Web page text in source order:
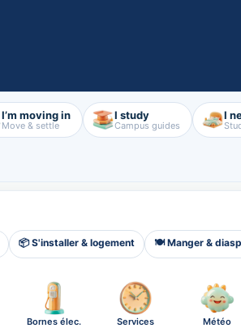
I’m moving in
Move & settle
I study
Campus guides
I
📦 S'installer & logement 🍽️ Manger &
Bornes élec. Services Météo